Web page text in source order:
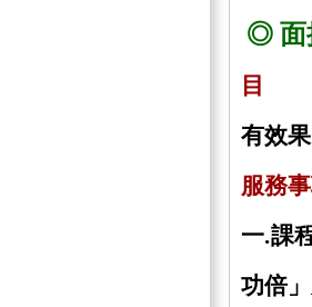
◎ 面
目
有效
服務事
一.課
功倍」